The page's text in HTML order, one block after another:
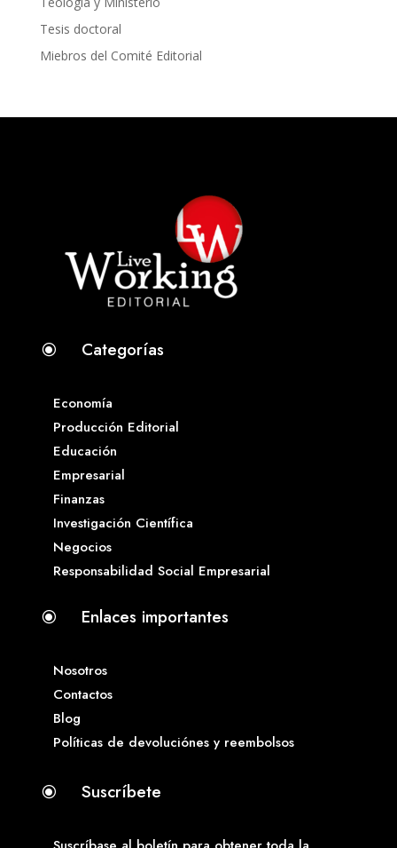
Tesis doctoral
Miebros del Comité Editorial
\ Categorías
Economía
Producción Editorial
Educación
Empresarial
Finanzas
Investigación Científica
Negocios
Responsabilidad Social Empresarial
\ Enlaces importantes
Nosotros
Contactos
Blog
Políticas de devoluciónes y reembolsos
\ Suscríbete